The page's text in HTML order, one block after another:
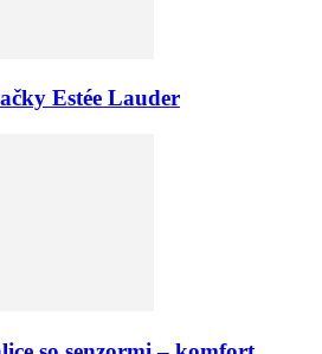
Estée Lauder